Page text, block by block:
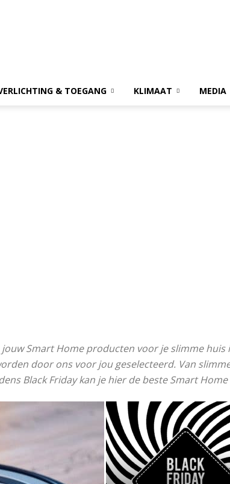
& TOEGANG KLIMAAT MEDIA
Smart Home producten voor je slimme huis
door ons voor jou geselecteerd. Van
Black Friday kan je hier de beste Smart Home